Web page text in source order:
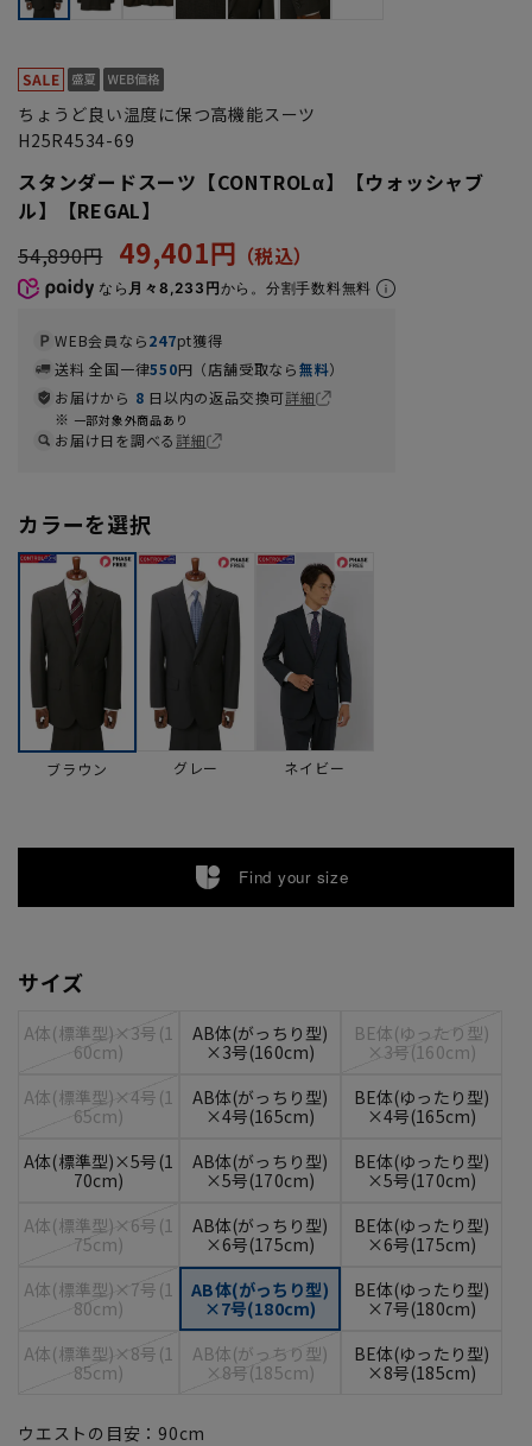
ちょうど良い温度に保つ高機能スーツ
H25R4534-69
スタンダードスーツ【CONTROLα】【ウォッシャブ
ル】【REGAL】
54,890円
49,401円
なら 月々8,233円から。分割手数料無料
WEB会員なら247pt獲得
送料 全国一律550円（店舗受取なら無料）
お届けから 8 日以内の返品交換可詳細
一部対象外商品あり
お届け日を調べる詳細
カラーを選択
ブラウン グレー ネイビー
Find your size
サイズ
A体(標準型)×3号(1
60cm)
AB体(がっちり型)
×3号(160cm)
BE体(ゆったり型)
×3号(160cm)
A体(標準型)×4号(1
65cm)
AB体(がっちり型)
×4号(165cm)
BE体(ゆったり型)
×4号(165cm)
A体(標準型)×5号(1
70cm)
AB体(がっちり型)
×5号(170cm)
BE体(ゆったり型)
×5号(170cm)
A体(標準型)×6号(1
75cm)
AB体(がっちり型)
×6号(175cm)
BE体(ゆったり型)
×6号(175cm)
A体(標準型)×7号(1
80cm)
AB体(がっちり型)
×7号(180cm)
BE体(ゆったり型)
×7号(180cm)
A体(標準型)×8号(1
85cm)
AB体(がっちり型)
×8号(185cm)
BE体(ゆったり型)
×8号(185cm)
ウエストの目安： 90cm